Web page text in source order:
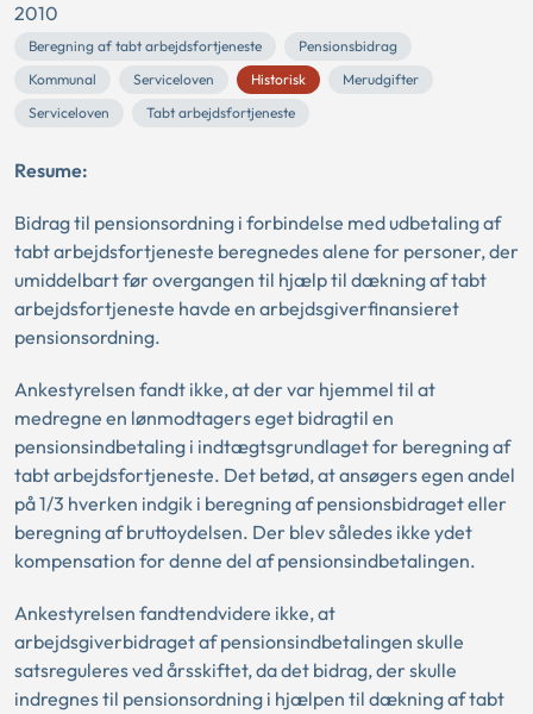
2010
Beregning af tabt arbejdsfortjeneste
Pensionsbidrag
Kommunal
Serviceloven Historisk
Merudgifter
Serviceloven
Tabt arbejdsfortjeneste
Resume:
Bidrag til pensionsordning i forbindelse med udbetaling af
tabt arbejdsfortjeneste beregnedes alene for personer, der
umiddelbart før overgangen til hjælp til dækning af tabt
arbejdsfortjeneste havde en arbejdsgiverfinansieret
pensionsordning.
Ankestyrelsen fandt ikke, at der var hjemmel til at
medregne en lønmodtagers eget bidragtil en
pensionsindbetaling i indtægtsgrundlaget for beregning af
tabt arbejdsfortjeneste. Det betød, at ansøgers egen andel
på 1/3 hverken indgik i beregning af pensionsbidraget eller
beregning af bruttoydelsen. Der blev således ikke ydet
kompensation for denne del af pensionsindbetalingen.
Ankestyrelsen fandtendvidere ikke, at
arbejdsgiverbidraget af pensionsindbetalingen skulle
satsreguleres ved årsskiftet, da det bidrag, der skulle
indregnes til pensionsordning i hjælpen til dækning af tabt